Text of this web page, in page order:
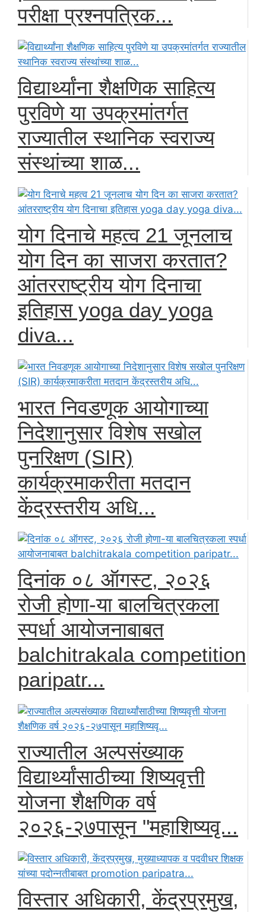
परीक्षा प्रश्नपत्रिक...
विद्यार्थ्यांना शैक्षणिक साहित्य
पुरविणे या उपक्रमांतर्गत
राज्यातील स्थानिक स्वराज्य
संस्थांच्या शाळ...
योग दिनाचे महत्व 21 जूनलाच
योग दिन का साजरा करतात?
आंतरराष्ट्रीय योग दिनाचा
इतिहास yoga day yoga
diva...
भारत निवडणूक आयोगाच्या
निदेशानुसार विशेष सखोल
पुनरिक्षण (SIR)
कार्यक्रमाकरीता मतदान
केंद्रस्तरीय अधि...
दिनांक ०८ ऑगस्ट, २०२६
रोजी होणा-या बालचित्रकला
स्पर्धा आयोजनाबाबत
balchitrakala competition
paripatr...
राज्यातील अल्पसंख्याक
विद्यार्थ्यांसाठीच्या शिष्यवृत्ती
योजना शैक्षणिक वर्ष
२०२६-२७पासून "महाशिष्यवृ...
विस्तार अधिकारी, केंद्रप्रमुख,